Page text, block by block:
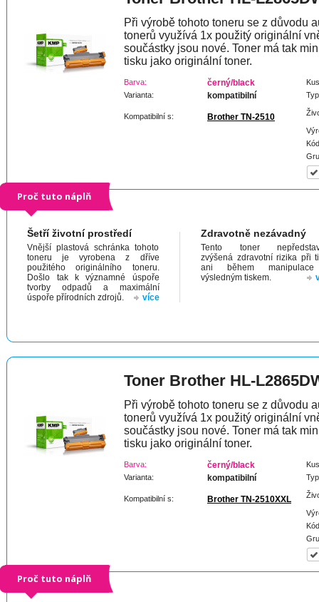
Při výrobě tohoto toneru se z důvodu
tonerů využívá 1x použitý originální
součástky jsou nové. Toner má tak
tisku jako originální toner.
Barva: černý/black
Varianta: kompatibilní
Kompatibilní s: Brother TN-2510
Proč tuto náplň
Šetří životní prostředí
Vnější plastová schránka tohoto
toneru je vyrobena z dříve
použitého originálního toneru.
Došlo tak k významné úspoře
tvorby odpadů a maximální
úspoře přírodních zdrojů.
více
Zdravotně nezávadný
Tento toner
zvýšená zdravotní rizika při
ani během
výsledným tiskem.
Toner Brother HL-
Při výrobě tohoto toneru se z důvodu
tonerů využívá 1x použitý originální
součástky jsou nové. Toner má tak
tisku jako originální toner.
Barva: černý/black
Varianta: kompatibilní
Kompatibilní s: Brother TN-2510XXL
Proč tuto náplň